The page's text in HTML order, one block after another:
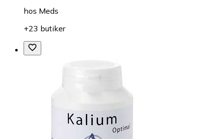
hos Meds
+23 butiker